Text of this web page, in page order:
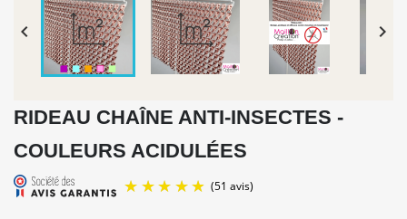
 
RIDEAU CHAÎNE ANTI-INSECTES -
COULEURS ACIDULÉES